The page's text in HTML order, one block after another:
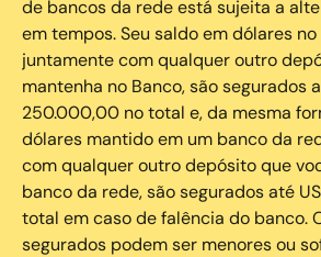
de bancos da rede está sujeita a
em tempos. Seu saldo em dólares no
juntamente com qualquer outro
mantenha no Banco, são segurados
250.000,00 no total e, da mesma
dólares mantido em um banco da
com qualquer outro depósito que
banco da rede, são segurados até
total em caso de falência do banco.
segurados podem ser menores ou